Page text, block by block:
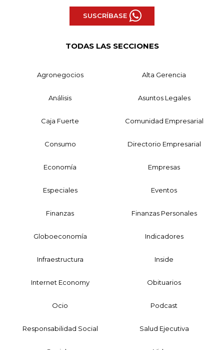
SUSCRÍBASE
TODAS LAS SECCIONES
Agronegocios Alta Gerencia
Análisis Asuntos Legales
Caja Fuerte Comunidad Empresarial
Consumo Directorio Empresarial
Economía Empresas
Especiales Eventos
Finanzas Finanzas Personales
Globoeconomía Indicadores
Infraestructura Inside
Internet Economy Obituarios
Ocio Podcast
Responsabilidad Social Salud Ejecutiva